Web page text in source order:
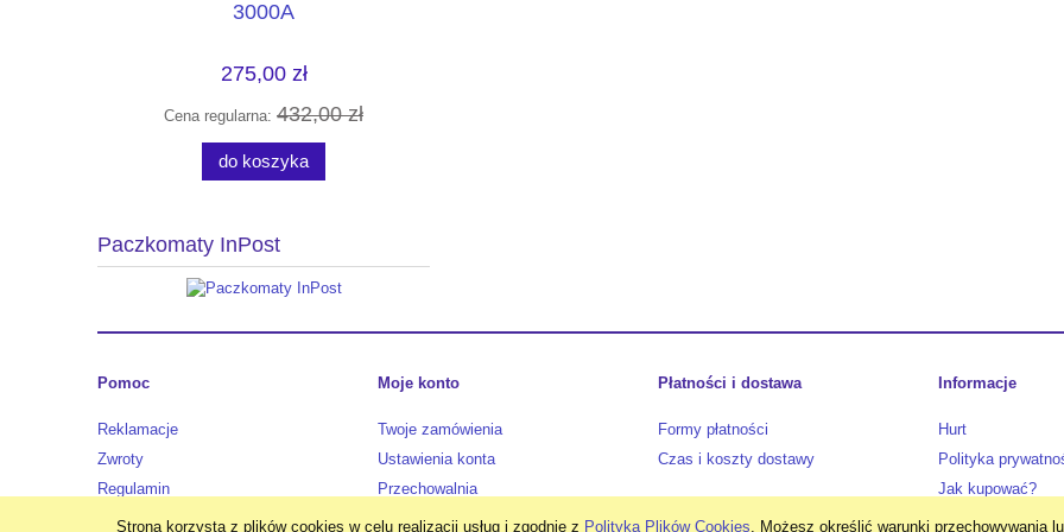
Strona korzysta z plików cookies w celu realizacji usług i zgodnie z Polityką Plików Cookies. Możesz określić warunki przechowywania
3000A
275,00 zł
Cena regularna: 432,00 zł
do koszyka
Paczkomaty InPost
Pomoc
Reklamacje
Zwroty
Regulamin
Moje konto
Twoje zamówienia
Ustawienia konta
Przechowalnia
Płatności i dostawa
Formy płatności
Czas i koszty dostawy
Informacje
Hurt
Polityka
Jak kupować?